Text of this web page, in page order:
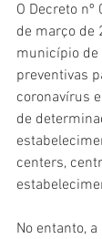
O Decreto
de março de
município de
preventivas
coronavírus
de
centers,
No entanto,